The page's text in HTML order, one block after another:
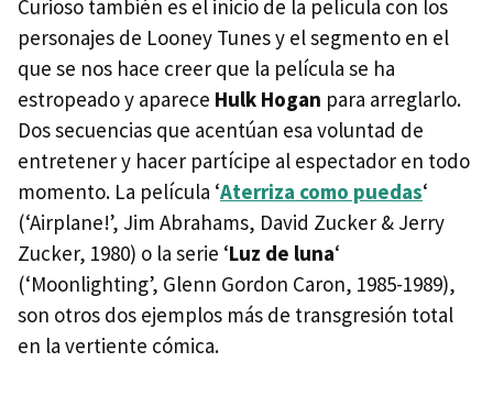
Curioso también es el inicio de la película con los
personajes de Looney Tunes y el segmento en el
que se nos hace creer que la película se ha
estropeado y aparece Hulk Hogan para arreglarlo.
Dos secuencias que acentúan esa voluntad de
entretener y hacer partícipe al espectador en todo
momento. La película ‘Aterriza como puedas‘
(‘Airplane!’, Jim Abrahams, David Zucker & Jerry
Zucker, 1980) o la serie ‘Luz de luna‘
(‘Moonlighting’, Glenn Gordon Caron, 1985-1989),
son otros dos ejemplos más de transgresión total
en la vertiente cómica.